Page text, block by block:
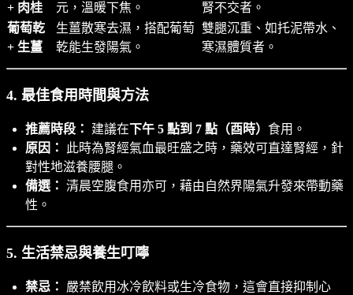
+ 肉桂
元，溫暖下焦。
腎不交者。
葡萄乾
+ 生薑
生薑散寒去濕，搭配葡萄
乾能生發陽氣。
雙腿沉重、如托泥帶水、
寒濕體質者。
4. 最佳食用時間與方法
推薦時段： 建議在下午 5 點到 7 點（酉時） 食用。
原因：
此時為腎經氣血最旺盛之時，藥效可直達腎經，針
對性地滋養腰腿。
備選： 清晨空腹食用亦可，藉由自然界陽氣升發來帶動藥
性。
5. 生活禁忌與養生叮嚀
禁忌：
嚴禁飲用冰冷飲料或生冷食物，這會直接抑制心